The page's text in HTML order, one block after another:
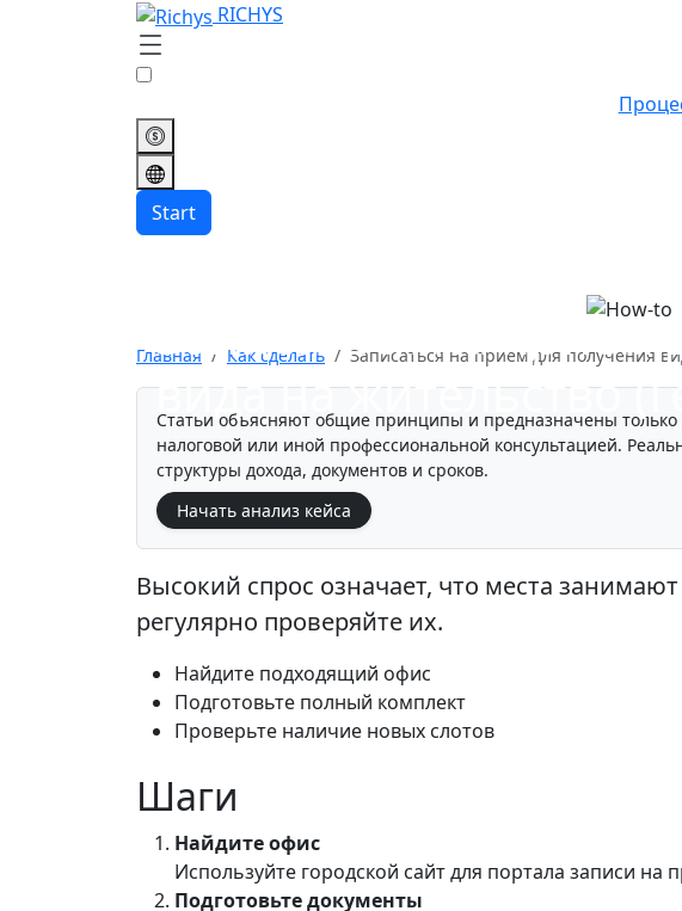
RICHYS
Start
Записаться на прием
вида на жительство
Главная Как сделать Записаться на прием для получения
Статьи объясняют общие принципы и предназначены
налоговой или иной профессиональной консультацией.
структуры дохода, документов и сроков.
Начать анализ кейса
Высокий спрос означает, что места
регулярно проверяйте их.
Найдите подходящий офис
Подготовьте полный комплект
Проверьте наличие новых слотов
Шаги
Найдите офис
Используйте городской сайт для портала записи
Подготовьте документы